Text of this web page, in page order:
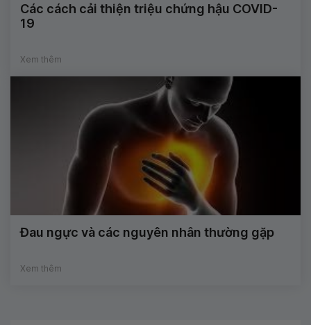
Các cách cải thiện triệu chứng hậu COVID-
19
Xem thêm
Đau ngực và các nguyên nhân thường gặp
Xem thêm